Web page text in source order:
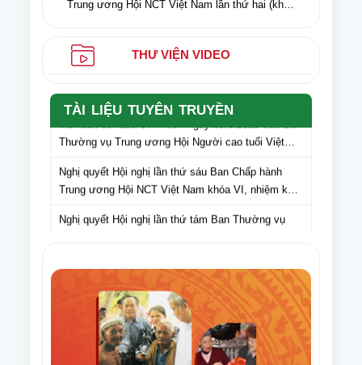
Trung ương Hội NCT Việt Nam lần thứ hai (khóa
THƯ VIỆN VIDEO
TÀI LIỆU TUYÊN TRUYỀN
Văn bản số: 135/CV-HNCT ngày 05/5/2025 của Ban
Thường vụ Trung ương Hội Người cao tuổi Việt
Nam gửi Hội Người cao tuổi các tỉnh, thành phố lấy
ý kiến cán bộ, hội viên NCT các tỉnh, thành phố đối
với dự thảo Văn kiện Đại hội Hội Người cao tuổi
Việt Nam lần thứ VII, nhiệm kỳ 2026-2031
Trung ương Hội NCT Việt Nam khóa VI, nhiệm kỳ
2021 – 2026
Trung ương Hội NCT Việt Nam khóa VI, nhiệm kỳ
Thường vụ Trung ương Hội NCT Việt Nam về việc
tuyên truyền Ngày Quốc tế NCT (1/10) và Tháng
hành động vì NCT Việt Nam năm 2025
Điều lệ Giải Cờ tướng trung cao tuổi quốc gia lần
thứ XI năm 2025
Văn bản số 296/HNCT-VP ngày 14/8/2025 của Ban